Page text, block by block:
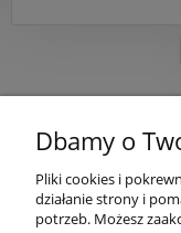
Dbamy o
Pliki cookies i
działanie strony i
potrzeb. Możesz